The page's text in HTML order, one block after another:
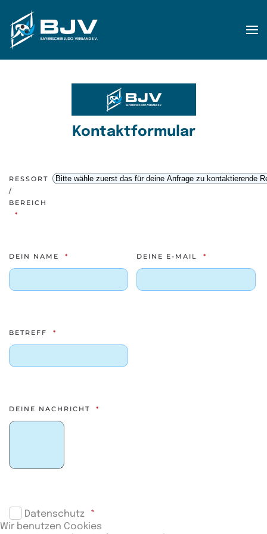
Zum Hauptinhalt springen
Kontaktformular
RESSORT
/
BEREICH
DEIN NAME DEINE E-MAIL
BETREFF
DEINE NACHRICHT
Datenschutz
Wir benutzen Cookies